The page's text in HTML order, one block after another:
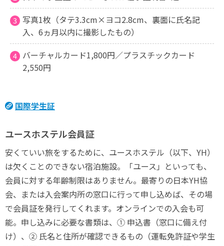
写真1枚（タテ3.3cm×ヨコ2.8cm、裏面に氏名記
入、6ヵ月以内に撮影したもの）
バーチャルカード1,800円／プラスチックカード
2,550円
国際学生証
ユースホステル会員証
安くていい旅をするために、ユースホステル（以下、YH）
は欠くことのできない宿泊施設。「ユース」といっても、
会員に対する年齢制限はありません。最寄りの日本YH協
会、または入会案内所の窓口に行って申し込めば、その場
で会員証を発行してくれます。オンラインでの入会も可
能。申し込みに必要な書類は、① 申込書（窓口に備え付
け）、② 氏名と住所が確認できるもの（運転免許証や学生